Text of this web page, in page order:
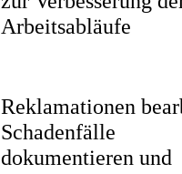
Arbeitsabläufe
Reklamationen
Schadenfälle
dokumentieren und